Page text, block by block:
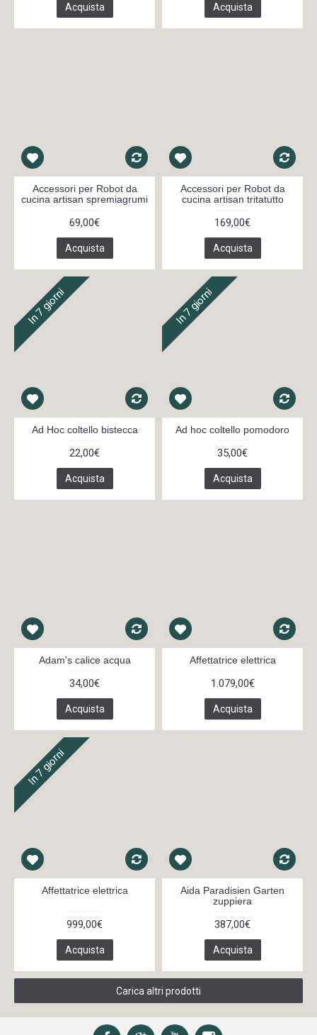
Acquista Acquista
Accessori per Robot da
cucina artisan spremiagrumi
69,00€
Acquista
Accessori per Robot da
cucina artisan tritatutto
169,00€
Acquista
In 7 giorni
Ad Hoc coltello bistecca
22,00€
Acquista
In 7 giorni
Ad hoc coltello pomodoro
35,00€
Acquista
Adam's calice acqua
34,00€
Acquista
Affettatrice elettrica
1.079,00€
Acquista
In 7 giorni
Affettatrice elettrica
999,00€
Acquista
Aida Paradisien Garten
zuppiera
387,00€
Acquista
Carica altri prodotti